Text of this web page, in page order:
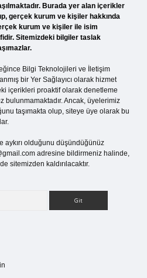
Burada yer alan içerikler
gerçek kurum ve kişiler hakkında
kurum ve kişiler ile isim
Sitemizdeki bilgiler taslak
Bilgi Teknolojileri ve İletişim
bir Yer Sağlayıcı olarak hizmet
içerikleri proaktif olarak denetleme
bulunmamaktadır. Ancak, üyelerimiz
taşımakta olup, siteye üye olarak bu
aykırı olduğunu düşündüğünüz
adresine bildirmeniz halinde,
sitemizden kaldırılacaktır.